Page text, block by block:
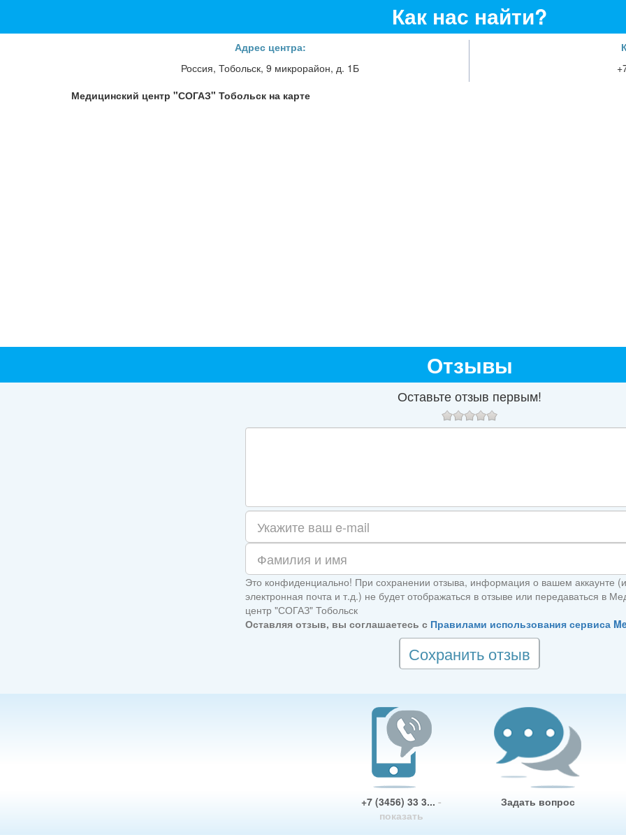
Как нас найти?
Адрес центра:
Россия, Тобольск, 9 микрорайон, д. 1Б
Медицинский центр "СОГАЗ" Тобольск на карте
Отзывы
Оставьте отзыв первым!
Это конфиденциально! При сохранении отзыва, информация о вашем аккаунте
электронная почта и т.д.) не будет отображаться в отзыве или передаваться в
центр "СОГАЗ" Тобольск
Оставляя отзыв, вы соглашаетесь с Правилами использования сервиса
Сохранить отзыв
+7 (3456) 33 3... -
показать
Задать вопрос